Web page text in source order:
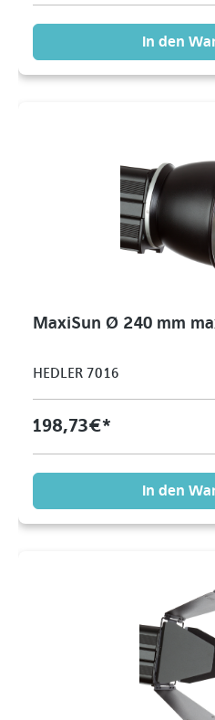
In den
MaxiSun Ø 240
HEDLER 7016
198,73 €*
In den